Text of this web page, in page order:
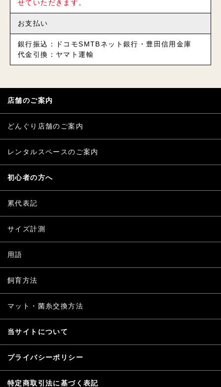
せていただきます。
お支払い
銀行振込：ドコモSMTBネット銀行・豊田信用金庫
代金引換：ヤマト運輸
店舗のご案内
どんぐり店舗のご案内
レンタルスペースのご案内
初心者の方へ
累代表記
サイズ計測
用語
飼育方法
マット・菌糸交換方法
当サイトについて
プライバシーポリシー
特定商取引法に基づく表記